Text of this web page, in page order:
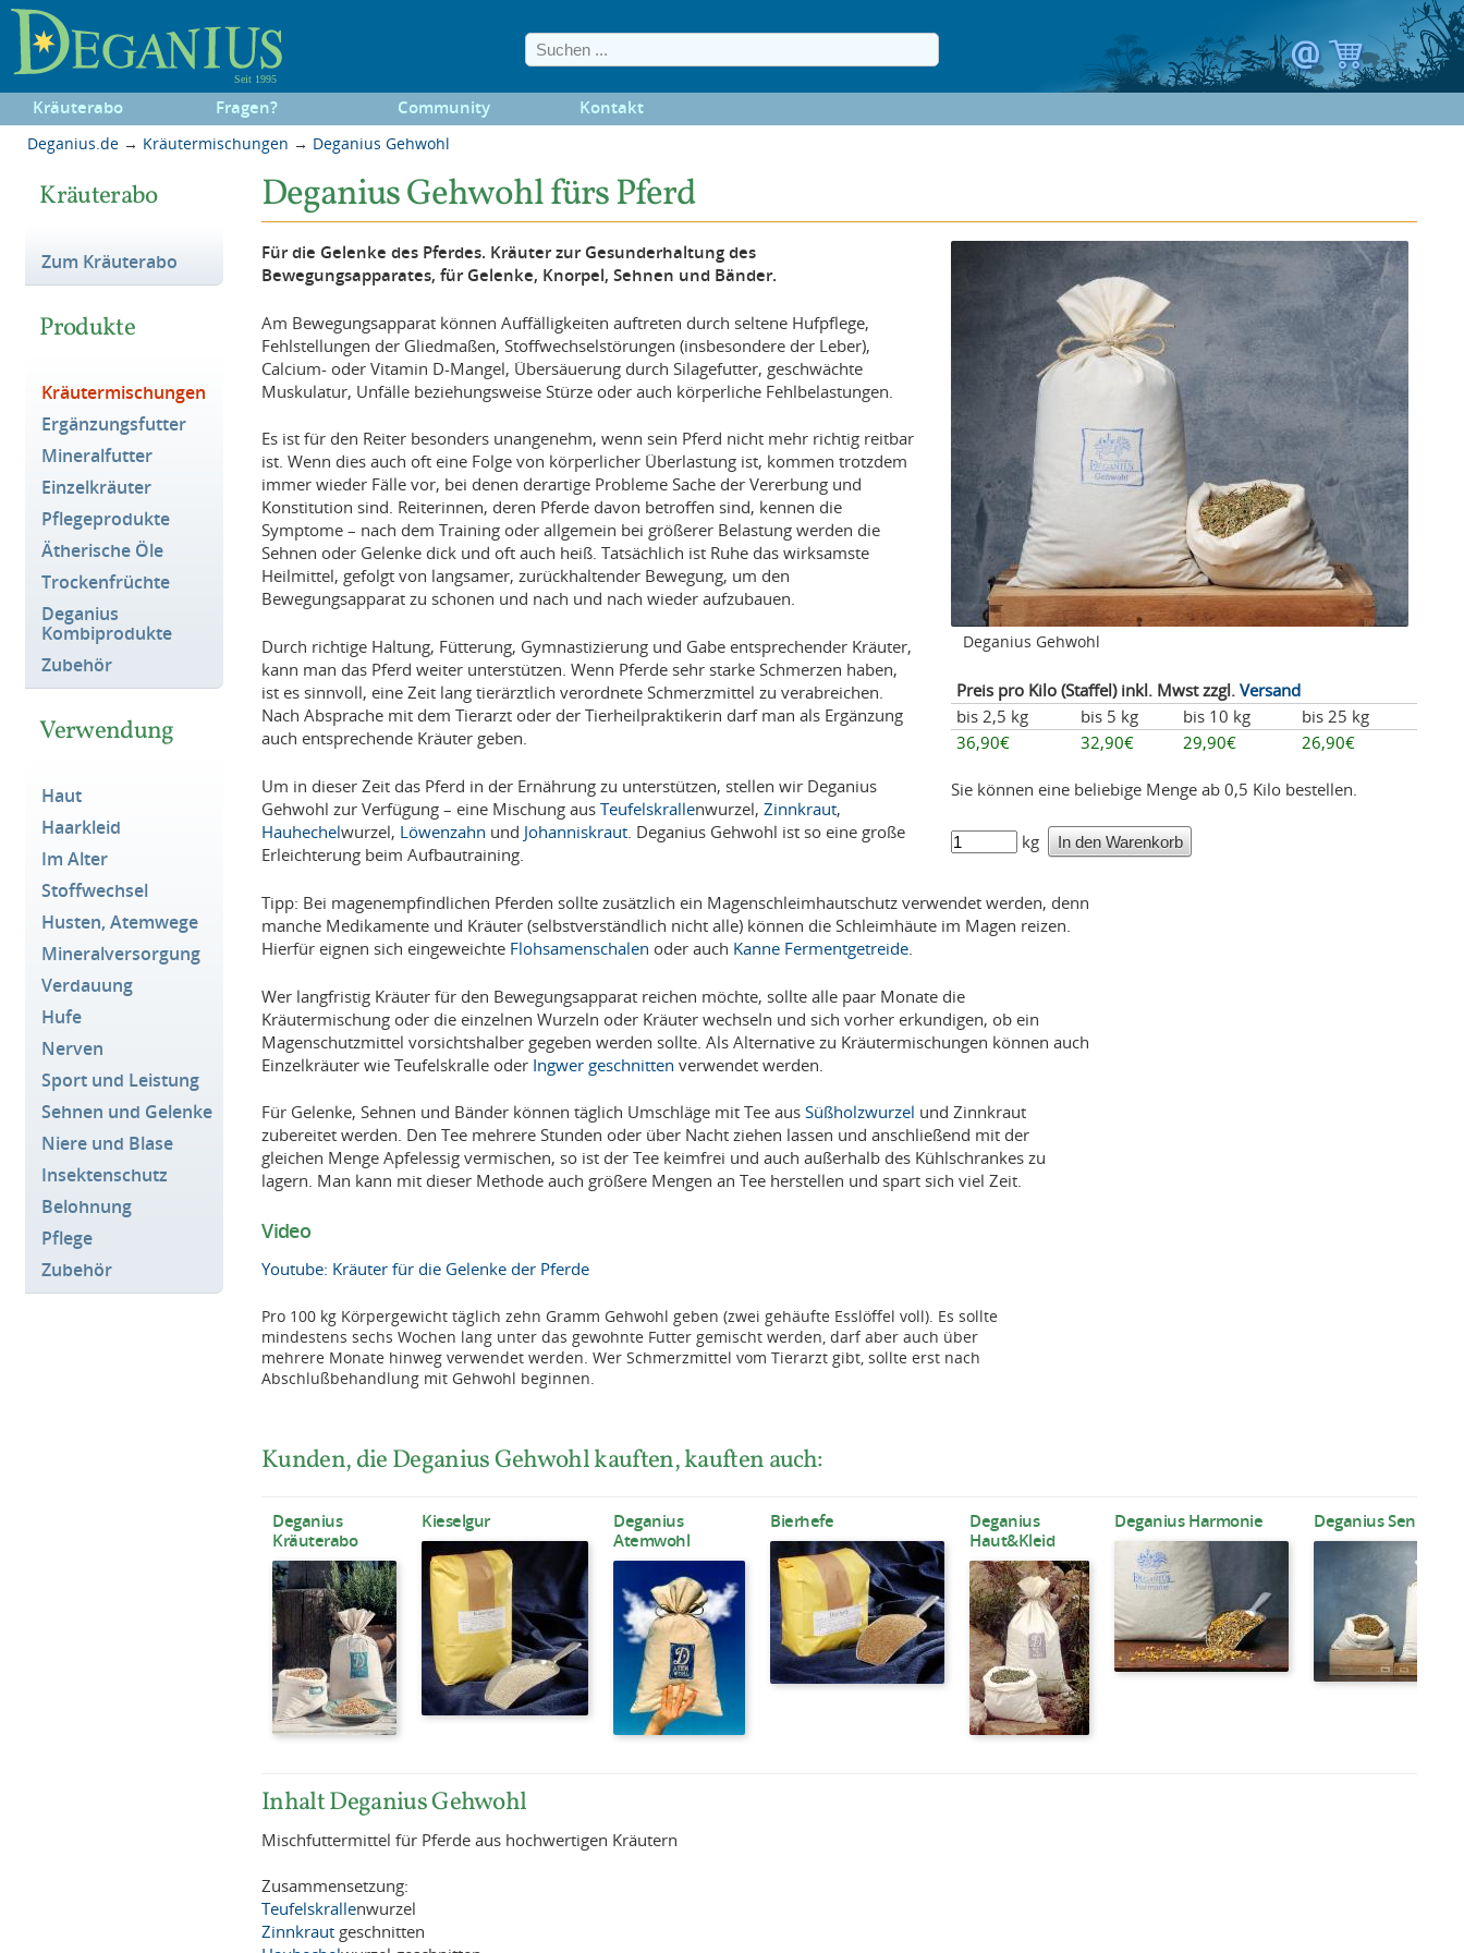
Kräuterabo Fragen? Community Kontakt
Deganius.de→ Kräutermischungen → Deganius Gehwohl
Kräuterabo
Zum Kräuterabo
Produkte
Kräutermischungen
Ergänzungsfutter
Mineralfutter
Einzelkräuter
Pflegeprodukte
Ätherische Öle
Trockenfrüchte
Deganius
Kombiprodukte
Zubehör
Verwendung
Haut
Haarkleid
Im Alter
Stoffwechsel
Husten, Atemwege
Mineralversorgung
Verdauung
Hufe
Nerven
Sport und Leistung
Sehnen und Gelenke
Niere und Blase
Insektenschutz
Belohnung
Pflege
Zubehör
Deganius Gehwohl fürs Pferd
Deganius Gehwohl
Preis pro Kilo (Staffel) inkl. Mwst zzgl. Versand
bis 2,5 kg
bis 5 kg bis 10 kg
bis 25 kg
36,90€
32,90€ 29,90€ 26,90€
Sie können eine beliebige Menge ab 0,5 Kilo bestellen.
kg
Für die Gelenke des Pferdes. Kräuter zur Gesunderhaltung des
Bewegungsapparates, für Gelenke, Knorpel, Sehnen und Bänder.
Am Bewegungsapparat können Auffälligkeiten auftreten durch seltene Hufpflege,
Fehlstellungen der Gliedmaßen, Stoffwechselstörungen (insbesondere der Leber),
Calcium- oder Vitamin D-Mangel, Übersäuerung durch Silagefutter, geschwächte
Muskulatur, Unfälle beziehungsweise Stürze oder auch körperliche Fehlbelastungen.
Es ist für den Reiter besonders unangenehm, wenn sein Pferd nicht mehr richtig reitbar
ist. Wenn dies auch oft eine Folge von körperlicher Überlastung ist, kommen trotzdem
immer wieder Fälle vor, bei denen derartige Probleme Sache der Vererbung und
Konstitution sind. Reiterinnen, deren Pferde davon betroffen sind, kennen die
Symptome – nach dem Training oder allgemein bei größerer Belastung werden die
Sehnen oder Gelenke dick und oft auch heiß. Tatsächlich ist Ruhe das wirksamste
Heilmittel, gefolgt von langsamer, zurückhaltender Bewegung, um den
Bewegungsapparat zu schonen und nach und nach wieder aufzubauen.
Durch richtige Haltung, Fütterung, Gymnastizierung und Gabe entsprechender Kräuter,
kann man das Pferd weiter unterstützen. Wenn Pferde sehr starke Schmerzen haben,
ist es sinnvoll, eine Zeit lang tierärztlich verordnete Schmerzmittel zu verabreichen.
Nach Absprache mit dem Tierarzt oder der Tierheilpraktikerin darf man als Ergänzung
auch entsprechende Kräuter geben.
Um in dieser Zeit das Pferd in der Ernährung zu unterstützen, stellen wir Deganius
Gehwohl zur Verfügung – eine Mischung ausTeufelskrallenwurzel,Zinnkraut,
Hauhechelwurzel, Löwenzahn und Johanniskraut. Deganius Gehwohl ist so eine große
Erleichterung beim Aufbautraining.
Tipp: Bei magenempfindlichen Pferden sollte zusätzlich ein Magenschleimhautschutz verwendet werden, denn
manche Medikamente und Kräuter (selbstverständlich nicht alle) können die Schleimhäute im Magen reizen.
Hierfür eignen sich eingeweichte Flohsamenschalen oder auch Kanne Fermentgetreide
Wer langfristig Kräuter für den Bewegungsapparat reichen möchte, sollte alle paar Monate die
Kräutermischung oder die einzelnen Wurzeln oder Kräuter wechseln und sich vorher erkundigen, ob ein
Magenschutzmittel vorsichtshalber gegeben werden sollte. Als Alternative zu Kräutermischungen können auch
Einzelkräuter wie Teufelskralle oder Ingwer geschnitten verwendet werden.
Für Gelenke, Sehnen und Bänder können täglich Umschläge mit Tee ausSüßholzwurzel und Zinnkraut
zubereitet werden. Den Tee mehrere Stunden oder über Nacht ziehen lassen und anschließend mit der
gleichen Menge Apfelessig vermischen, so ist der Tee keimfrei und auch außerhalb des Kühlschrankes zu
lagern. Man kann mit dieser Methode auch größere Mengen an Tee herstellen und spart sich viel Zeit.
Video
Youtube: Kräuter für die Gelenke der Pferde
Pro 100 kg Körpergewicht täglich zehn Gramm Gehwohl geben (zwei gehäufte Esslöffel voll). Es sollte
mindestens sechs Wochen lang unter das gewohnte Futter gemischt werden, darf aber auch über
mehrere Monate hinweg verwendet werden. Wer Schmerzmittel vom Tierarzt gibt, sollte erst nach
Abschlußbehandlung mit Gehwohl beginnen.
Kunden, die Deganius Gehwohl kauften, kauften auch:
Deganius
Kräuterabo
Kieselgur
Deganius
Atemwohl
Bierhefe
Deganius
Haut&Kleid
Deganius Harmonie Deganius Senior
Inhalt Deganius Gehwohl
Mischfuttermittel für Pferde aus hochwertigen Kräutern
Zusammensetzung:
Teufelskrallenwurzel
Zinnkraut geschnitten